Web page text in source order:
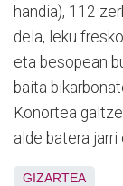
handia), 112
dela, leku
eta besopean
baita
Konortea
alde batera
GIZARTEA